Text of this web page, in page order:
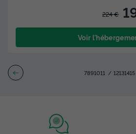
224 €
Voir
7891011 12131415